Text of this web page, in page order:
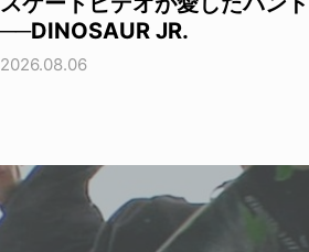
──DINOSAUR JR.
2026.08.06